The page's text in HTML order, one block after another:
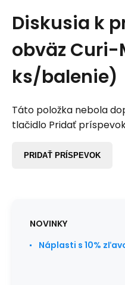
Diskusia k
obväz Curi-
ks/balenie)
Táto položka nebola
tlačidlo Pridať
PRIDAŤ PRÍSPEVOK
NOVINKY
Náplasti s 10%